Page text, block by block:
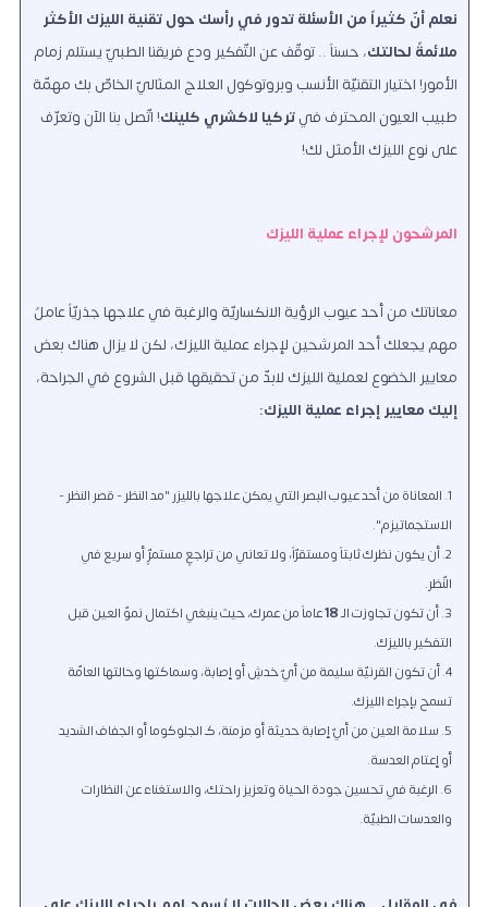
نعلم أنّ كثيراً من الأسئلة تدور في رأسك حول تقنية الليزك الأكثر
ملائمةً لحالتك، حسناً .. توقّف عن التّفكير ودع فريقنا الطبيّ يستلم زمام
الأمور! اختيار التقنيّة الأنسب وبروتوكول العلاج المثاليّ الخاصّ بك مهمّة
طبيب العيون المحترف فيتركيا لاكشري كلينك! اتّصل بنا الآن وتعرّف
على نوع الليزك الأمثل لك!
المرشحون لإجراء عملية الليزك
معاناتك من أحد عيوب الرؤية الانكساريّة والرغبة في علاجها جذريّاً عاملٌ
مهم يجعلك أحد المرشحين لإجراء عملية الليزك، لكن لا يزال هناك بعض
معايير الخضوع لعملية الليزك لابدّ من تحقيقها قبل الشروع في الجراحة،
إليك معايير إجراء عملية الليزك:
المعاناة من أحد عيوب البصر التي يمكن علاجها بالليزر "مد النظر - قصر النظر -
الاستجماتيزم".
أن يكون نظرك ثابتاً ومستقرّاً، ولا تعاني من تراجعٍ مستمرٍّ أو سريع في
النّظر.
أن تكون تجاوزت الـ18عاماً من عمرك، حيث ينبغي اكتمال نموّ العين قبل
التفكير بالليزك.
أن تكون القرنيّة سليمة من أيّ خدشٍ أو إصابة، وسماكتها وحالتها العامّة
تسمح بإجراء الليزك.
سلامة العين من أيّ إصابة حديثة أو مزمنة، كـ الجلوكوما أو الجفاف الشديد
أو إعتام العدسة.
الرغبة في تحسين جودة الحياة وتعزيز راحتك، والاستغناء عن النظارات
والعدسات الطبيّة.